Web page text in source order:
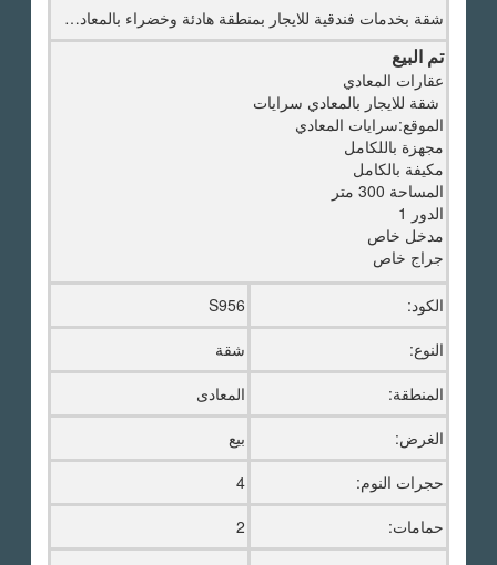
شقة بخدمات فندقية للايجار بمنطقة هادئة وخضراء بالمعادي السرايات
تم البيع
عقارات المعادي
شقة للايجار بالمعادي سرايات
الموقع:سرايات المعادي
مجهزة باللكامل
مكيفة بالكامل
المساحة 300 متر
الدور 1
مدخل خاص
جراج خاص
الكود:
S956
النوع:
شقة
المنطقة:
المعادى
الغرض:
بيع
حجرات النوم:
4
حمامات:
2